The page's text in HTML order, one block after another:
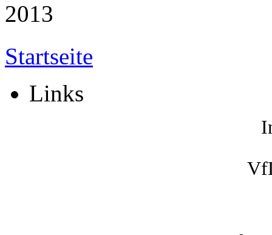
2013
Startseite
Links